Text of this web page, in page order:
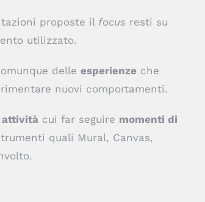
proposte il focus resti su
utilizzato.
delle esperienze che
nuovi comportamenti.
attività cui far seguire momenti di
quali Mural, Canvas,